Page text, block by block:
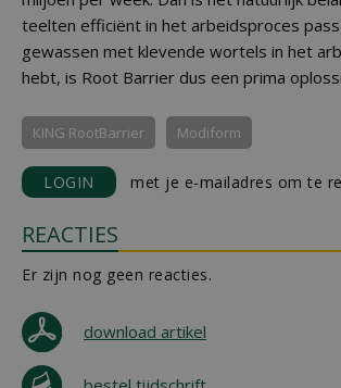
teelten efficiënt in het arbeidsproces
gewassen met klevende wortels in het
hebt, is Root Barrier dus een prima
KING RootBarrier Modiform
LOGIN met je e-mailadres om te
REACTIES
Er zijn nog geen reacties.
download artikel